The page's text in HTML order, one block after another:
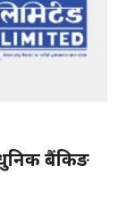
बैंकिङ